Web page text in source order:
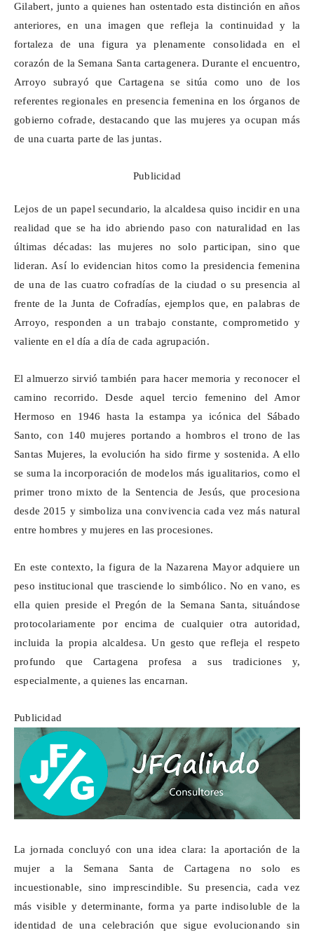
Gilabert, junto a quienes han ostentado esta distinción en años
anteriores, en una imagen que refleja la continuidad y la
fortaleza de una figura ya plenamente consolidada en el
corazón de la Semana Santa cartagenera. Durante el encuentro,
Arroyo subrayó que Cartagena se sitúa como uno de los
referentes regionales en presencia femenina en los órganos de
gobierno cofrade, destacando que las mujeres ya ocupan más
de una cuarta parte de las juntas.
Publicidad
Lejos de un papel secundario, la alcaldesa quiso incidir en una
realidad que se ha ido abriendo paso con naturalidad en las
últimas décadas: las mujeres no solo participan, sino que
lideran. Así lo evidencian hitos como la presidencia femenina
de una de las cuatro cofradías de la ciudad o su presencia al
frente de la Junta de Cofradías, ejemplos que, en palabras de
Arroyo, responden a un trabajo constante, comprometido y
valiente en el día a día de cada agrupación.
El almuerzo sirvió también para hacer memoria y reconocer el
camino recorrido. Desde aquel tercio femenino del Amor
Hermoso en 1946 hasta la estampa ya icónica del Sábado
Santo, con 140 mujeres portando a hombros el trono de las
Santas Mujeres, la evolución ha sido firme y sostenida. A ello
se suma la incorporación de modelos más igualitarios, como el
primer trono mixto de la Sentencia de Jesús, que procesiona
desde 2015 y simboliza una convivencia cada vez más natural
entre hombres y mujeres en las procesiones.
En este contexto, la figura de la Nazarena Mayor adquiere un
peso institucional que trasciende lo simbólico. No en vano, es
ella quien preside el Pregón de la Semana Santa, situándose
protocolariamente por encima de cualquier otra autoridad,
incluida la propia alcaldesa. Un gesto que refleja el respeto
profundo que Cartagena profesa a sus tradiciones y,
especialmente, a quienes las encarnan.
Publicidad
La jornada concluyó con una idea clara: la aportación de la
mujer a la Semana Santa de Cartagena no solo es
incuestionable, sino imprescindible. Su presencia, cada vez
más visible y determinante, forma ya parte indisoluble de la
identidad de una celebración que sigue evolucionando sin